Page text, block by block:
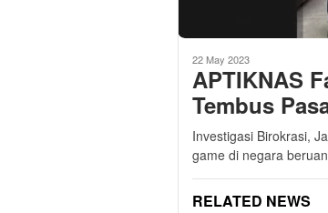
22 May 2023
APTIKNAS
Tembus
Investigasi Birokrasi,
game di negara
RELATED NEWS